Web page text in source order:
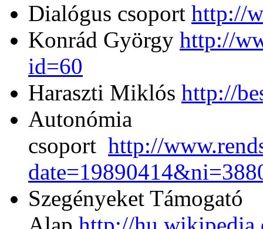
Dialógus csoport http://
Konrád György http://
id=60
Haraszti Miklós http://
Autonómia
csoport http://
Szegényeket Támogató